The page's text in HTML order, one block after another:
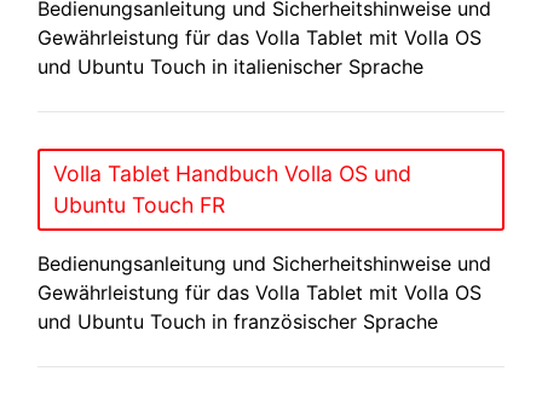
Bedienungsanleitung und Sicherheitshinweise und
Gewährleistung für das Volla Tablet mit Volla OS
und Ubuntu Touch in italienischer Sprache
Volla Tablet Handbuch Volla OS und
Ubuntu Touch FR
Bedienungsanleitung und Sicherheitshinweise und
Gewährleistung für das Volla Tablet mit Volla OS
und Ubuntu Touch in französischer Sprache